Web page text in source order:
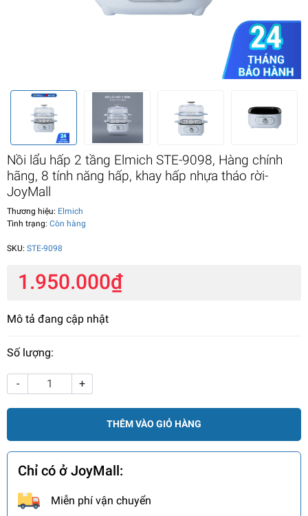
Nồi lẩu hấp 2 tầng Elmich STE-9098, Hàng chính
hãng, 8 tính năng hấp, khay hấp nhựa tháo rời-
JoyMall
Thương hiệu: Elmich
Tình trạng: Còn hàng
SKU: STE-9098
1.950.000₫
Mô tả đang cập nhật
Số lượng:
- +
THÊM VÀO GIỎ HÀNG
Chỉ có ở JoyMall:
Miễn phí vận chuyển